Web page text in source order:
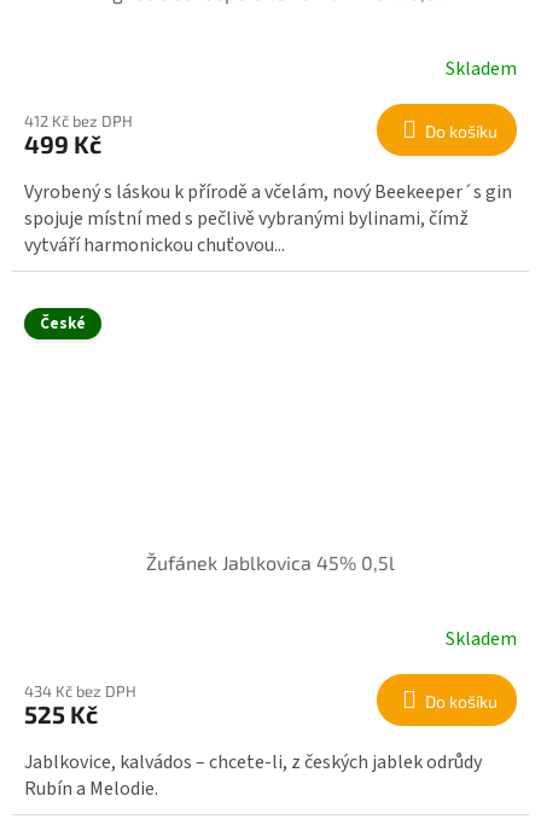
Skladem
412 Kč bez DPH
499 Kč Do košíku
Vyrobený s láskou k přírodě a včelám, nový Beekeeper´s gin
spojuje místní med s pečlivě vybranými bylinami, čímž
vytváří harmonickou chuťovou...
České
Žufánek Jablkovica 45% 0,5l
Skladem
434 Kč bez DPH
525 Kč Do košíku
Jablkovice, kalvádos – chcete-li, z českých jablek odrůdy
Rubín a Melodie.